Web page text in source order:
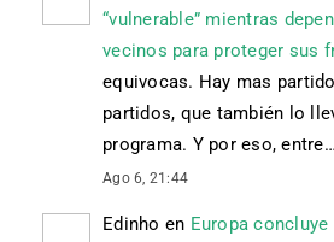
“vulnerable” mientras
vecinos para proteger sus
equivocas. Hay mas
partidos, que también lo
programa. Y por eso, entre…
Ago 6, 21:44
Edinho en Europa